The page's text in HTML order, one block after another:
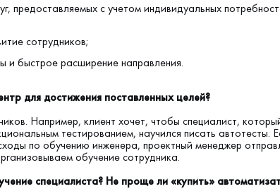
с учетом индивидуальных
сотрудников;
быстрое расширение направления.
для достижения поставленных целей?
Например, клиент хочет, чтобы специалист,
тестированием, научился писать автотесты.
по обучению инженера, проектный менеджер
обучение сотрудника.
специалиста? Не проще ли «купить»